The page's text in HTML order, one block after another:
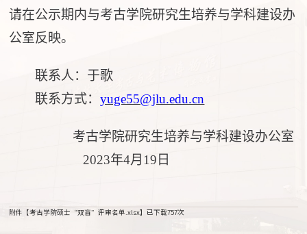
请在公示期内与考古学院研究生培养与学科建设办
公室反映。
联系人：于歌
联系方式：yuge55@jlu.edu.cn
考古学院研究生培养与学科建设办公室
2023年4月 19 日
附件【考古学院硕士“双盲”评审名单.xlsx】已下载757次